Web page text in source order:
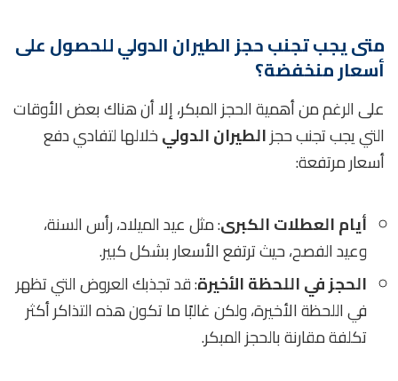
متى يجب تجنب حجز الطيران الدولي للحصول على
أسعار منخفضة؟
على الرغم من أهمية الحجز المبكر، إلا أن هناك بعض الأوقات
التي يجب تجنب حجزالطيران الدوليخلالها لتفادي دفع
أسعار مرتفعة:
أيام العطلات الكبرى: مثل عيد الميلاد، رأس السنة،
وعيد الفصح، حيث ترتفع الأسعار بشكل كبير.
الحجز في اللحظة الأخيرة: قد تجذبك العروض التي تظهر
في اللحظة الأخيرة، ولكن غالبًا ما تكون هذه التذاكر أكثر
تكلفة مقارنة بالحجز المبكر.